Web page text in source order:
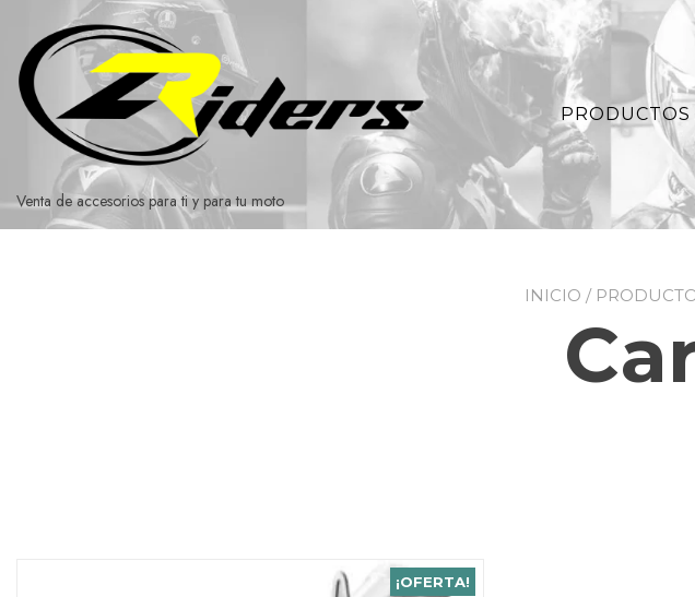
contenido
Venta de accesorios para ti y para tu moto
PRODUCTOS
INICIO /
¡OFERTA!